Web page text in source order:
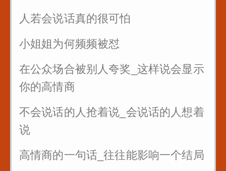
人若会说话真的很可怕
小姐姐为何频频被怼
在公众场合被别人夸奖_这样说会显示
你的高情商
不会说话的人抢着说_会说话的人想着
说
高情商的一句话_往往能影响一个结局